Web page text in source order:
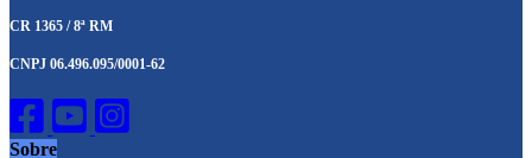
CR 1365 / 8ª RM
CNPJ 06.496.095/0001-62
Sobre